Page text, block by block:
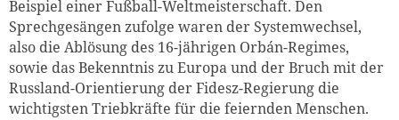
Beispiel einer Fußball-Weltmeisterschaft. Den
Sprechgesängen zufolge waren der Systemwechsel,
also die Ablösung des 16-jährigen Orbán-Regimes,
sowie das Bekenntnis zu Europa und der Bruch mit der
Russland-Orientierung der Fidesz-Regierung die
wichtigsten Triebkräfte für die feiernden Menschen.